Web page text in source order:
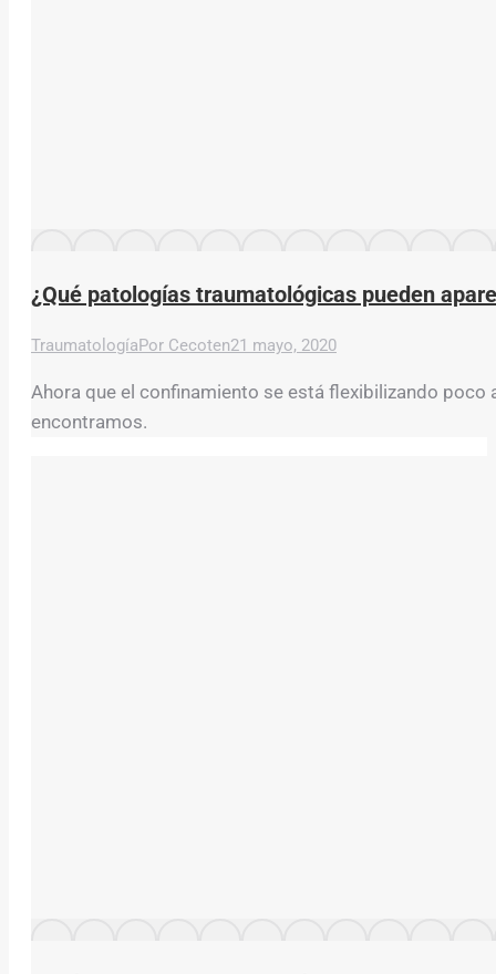
¿Qué patologías traumatológicas pueden
TraumatologíaPor Cecoten21 mayo, 2020
Ahora que el confinamiento se está flexibilizando poco
encontramos.